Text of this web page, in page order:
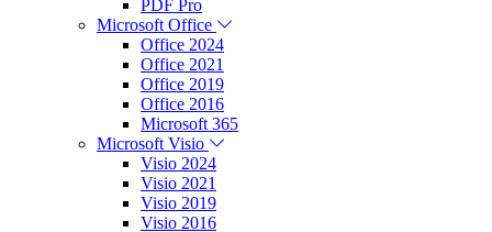
PDF Pro
Microsoft Office
Office 2024
Office 2021
Office 2019
Office 2016
Microsoft 365
Microsoft Visio
Visio 2024
Visio 2021
Visio 2019
Visio 2016